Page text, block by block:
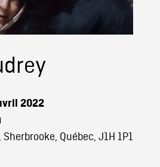
2022
Québec, J1H 1P1